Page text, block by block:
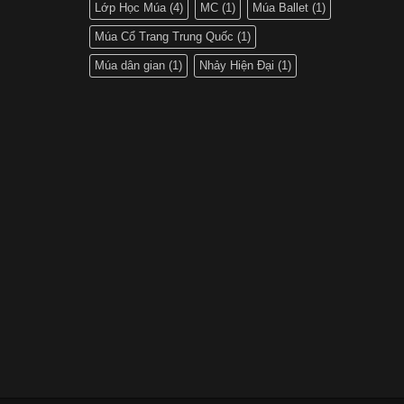
Lớp Học Múa(4) MC(1) Múa Ballet(1)
Múa Cổ Trang Trung Quốc (1)
Múa dân gian(1) Nhảy Hiện Đại (1)